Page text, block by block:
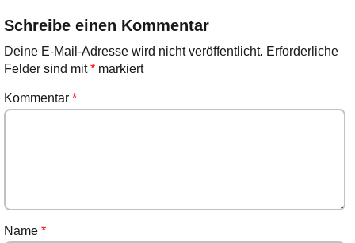
Schreibe einen Kommentar
Deine E-Mail-Adresse wird nicht veröffentlicht. Erforderliche
Felder sind mit*markiert
Kommentar *
Name *